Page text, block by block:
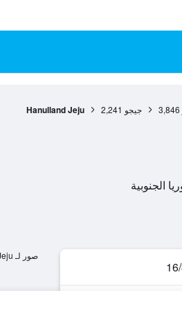
3,846 جيجو 2,241
Hanulland Jeju
صور لـ Hanulland Jeju